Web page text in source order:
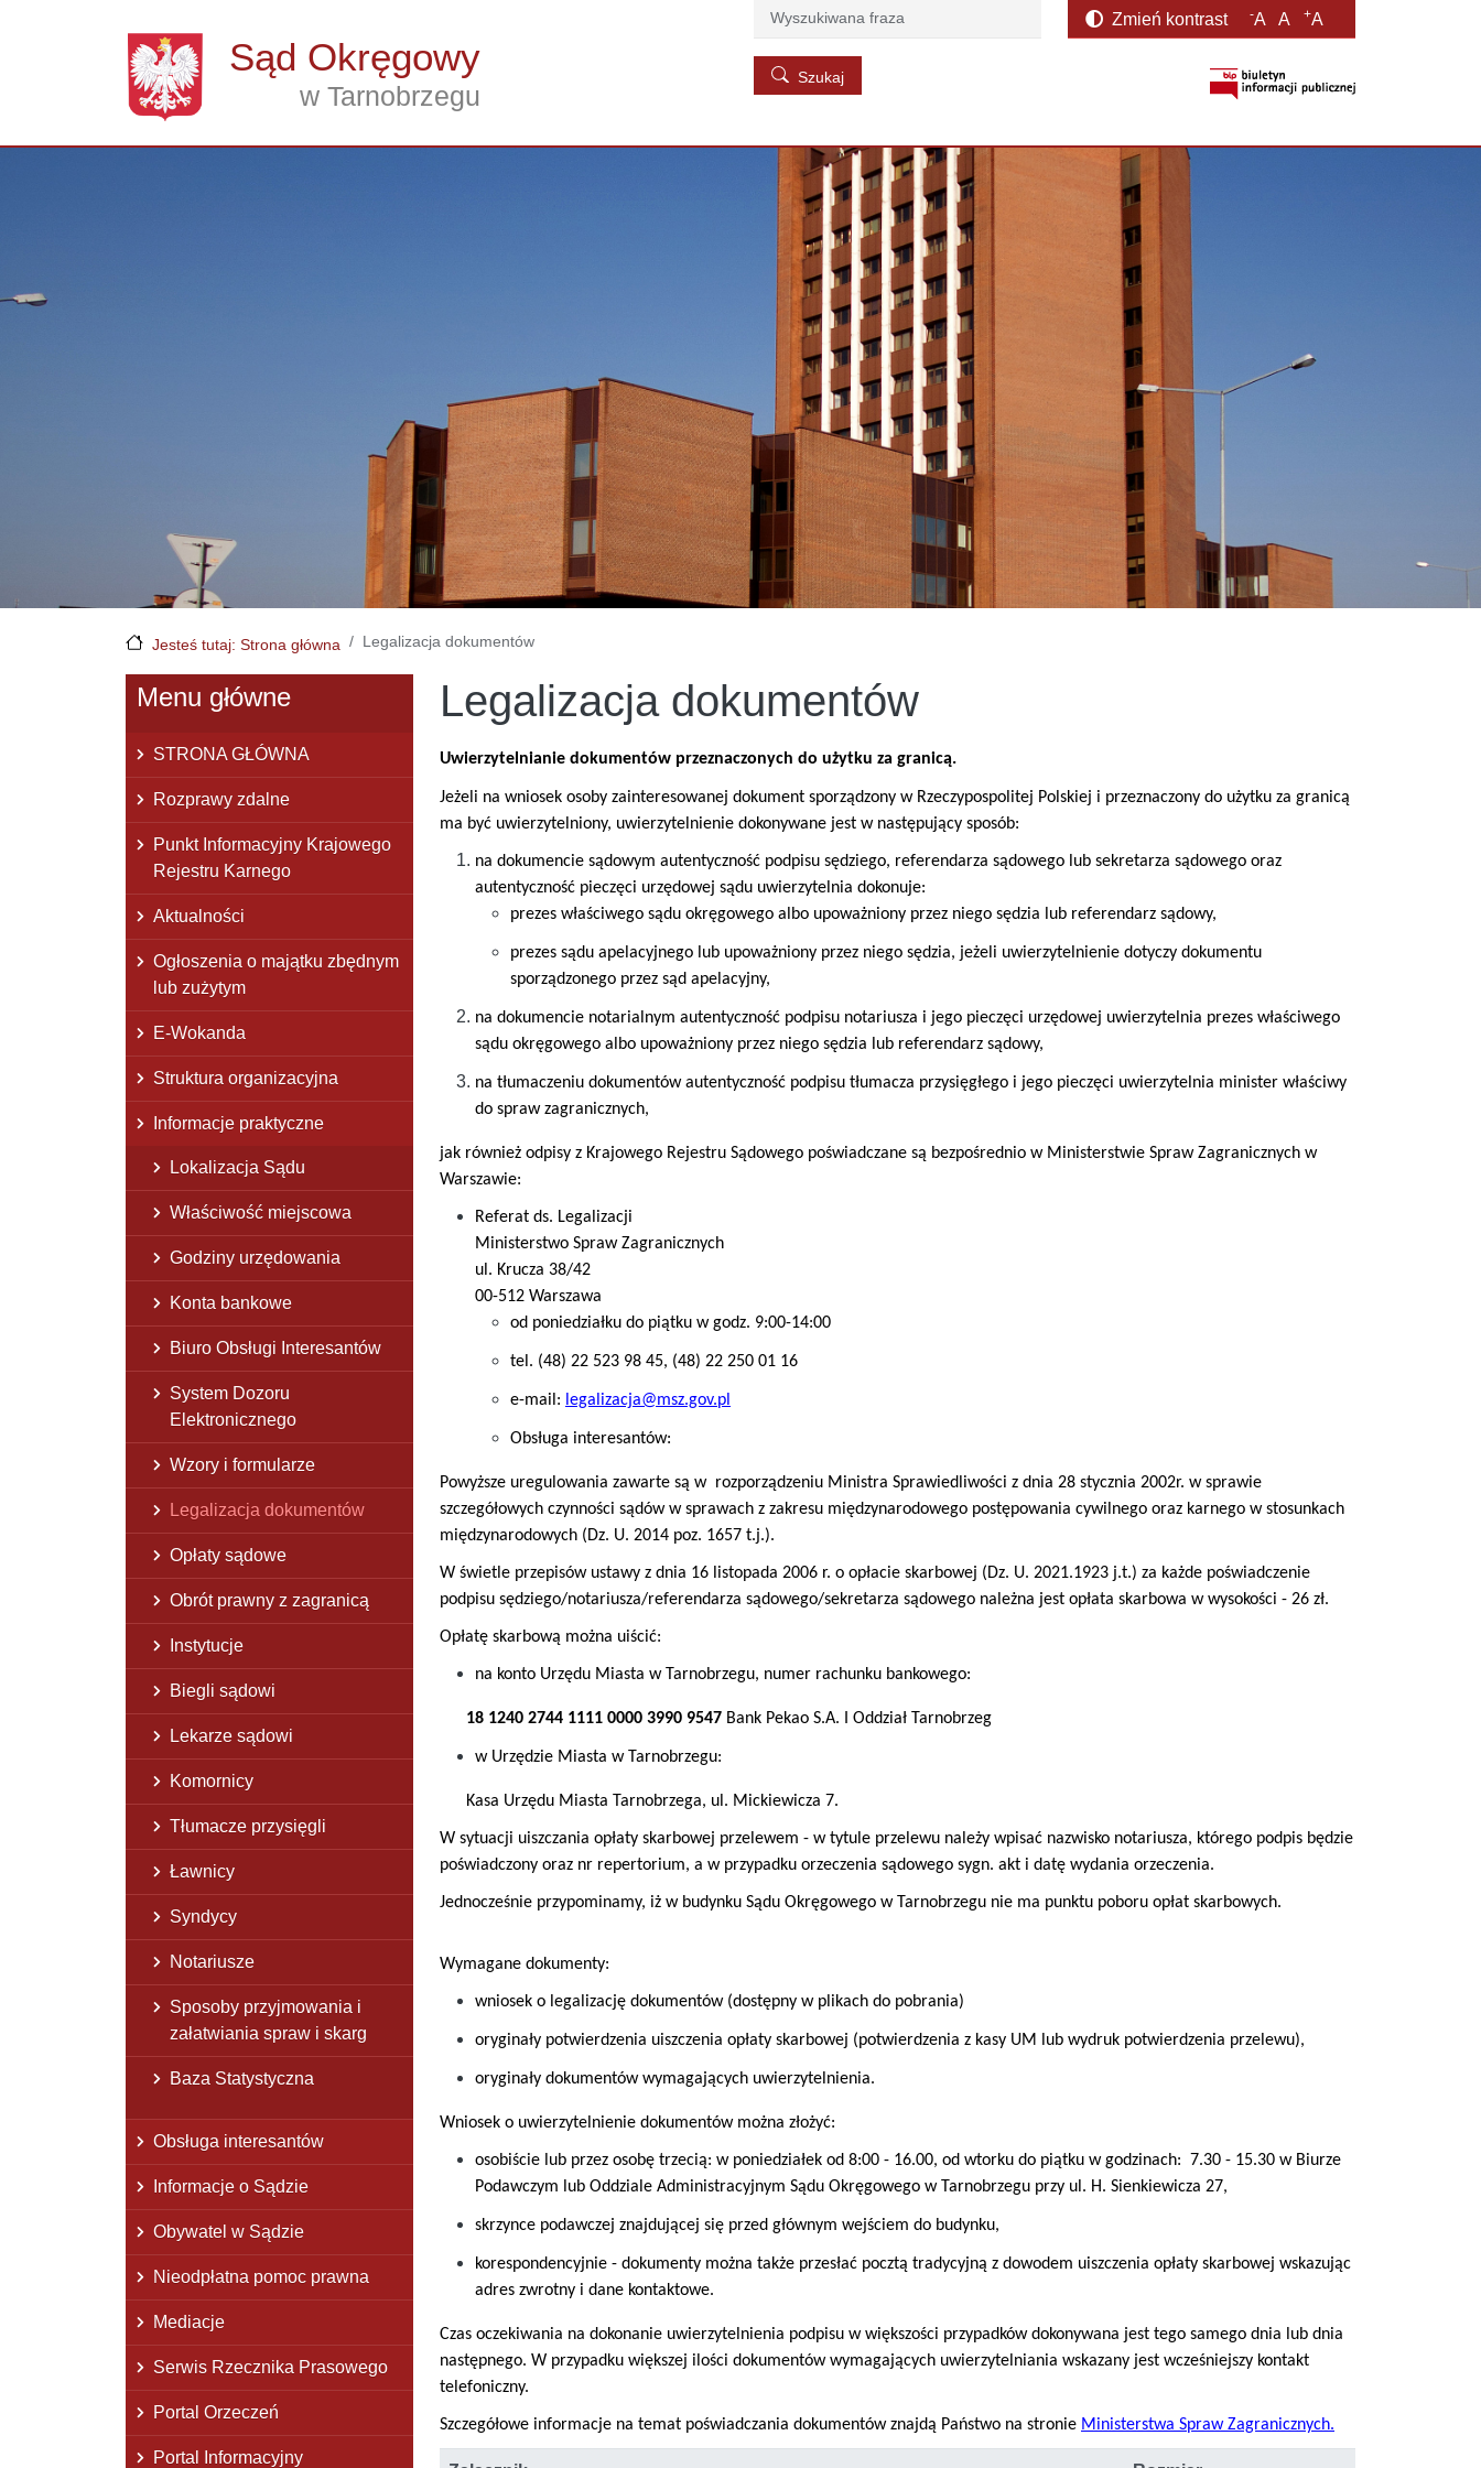
Sąd Okręgowy
w Tarnobrzegu
Szukaj
Szukaj
Zmień kontrast -A A +A
Jesteś tutaj: Strona główna Legalizacja dokumentów
Legalizacja dokumentów
Uwierzytelnianie dokumentów przeznaczonych do użytku za granicą.
Jeżeli na wniosek osoby zainteresowanej dokument sporządzony w Rzeczypospolitej Polskiej i przeznaczony do użytku za granicą
ma być uwierzytelniony, uwierzytelnienie dokonywane jest w następujący sposób:
na dokumencie sądowym autentyczność podpisu sędziego, referendarza sądowego lub sekretarza sądowego oraz
autentyczność pieczęci urzędowej sądu uwierzytelnia dokonuje:
prezes właściwego sądu okręgowego albo upoważniony przez niego sędzia lub referendarz sądowy,
prezes sądu apelacyjnego lub upoważniony przez niego sędzia, jeżeli uwierzytelnienie dotyczy dokumentu
sporządzonego przez sąd apelacyjny,
na dokumencie notarialnym autentyczność podpisu notariusza i jego pieczęci urzędowej uwierzytelnia prezes właściwego
sądu okręgowego albo upoważniony przez niego sędzia lub referendarz sądowy,
na tłumaczeniu dokumentów autentyczność podpisu tłumacza przysięgłego i jego pieczęci uwierzytelnia minister właściwy
do spraw zagranicznych,
jak również odpisy z Krajowego Rejestru Sądowego poświadczane są bezpośrednio w Ministerstwie Spraw Zagranicznych w
Warszawie:
Referat ds. Legalizacji
Ministerstwo Spraw Zagranicznych
ul. Krucza 38/42
00-512 Warszawa
od poniedziałku do piątku w godz. 9:00-14:00
tel. (48) 22 523 98 45, (48) 22 250 01 16
e-mail: legalizacja@msz.gov.pl
Obsługa interesantów:
Powyższe uregulowania zawarte są w rozporządzeniu Ministra Sprawiedliwości z dnia 28 stycznia 2002r. w sprawie
szczegółowych czynności sądów w sprawach z zakresu międzynarodowego postępowania cywilnego oraz karnego w stosunkach
międzynarodowych (Dz. U. 2014 poz. 1657 t.j.).
W świetle przepisów ustawy z dnia 16 listopada 2006 r. o opłacie skarbowej (Dz. U. 2021.1923 j.t.) za każde poświadczenie
podpisu sędziego/notariusza/referendarza sądowego/sekretarza sądowego należna jest opłata skarbowa w wysokości - 26 zł.
Opłatę skarbową można uiścić:
na konto Urzędu Miasta w Tarnobrzegu, numer rachunku bankowego:
18 1240 2744 1111 0000 3990 9547 Bank Pekao S.A. I Oddział Tarnobrzeg
w Urzędzie Miasta w Tarnobrzegu:
Kasa Urzędu Miasta Tarnobrzega, ul. Mickiewicza 7.
W sytuacji uiszczania opłaty skarbowej przelewem - w tytule przelewu należy wpisać nazwisko notariusza, którego podpis będzie
poświadczony oraz nr repertorium, a w przypadku orzeczenia sądowego sygn. akt i datę wydania orzeczenia.
Jednocześnie przypominamy, iż w budynku Sądu Okręgowego w Tarnobrzegu nie ma punktu poboru opłat skarbowych.
Wymagane dokumenty:
wniosek o legalizację dokumentów (dostępny w plikach do pobrania)
oryginały potwierdzenia uiszczenia opłaty skarbowej (potwierdzenia z kasy UM lub wydruk potwierdzenia przelewu),
oryginały dokumentów wymagających uwierzytelnienia.
Wniosek o uwierzytelnienie dokumentów można złożyć:
osobiście lub przez osobę trzecią: w poniedziałek od 8:00 - 16.00, od wtorku do piątku w godzinach: 7.30 - 15.30 w Biurze
Podawczym lub Oddziale Administracyjnym Sądu Okręgowego w Tarnobrzegu przy ul. H. Sienkiewicza 27,
skrzynce podawczej znajdującej się przed głównym wejściem do budynku,
korespondencyjnie - dokumenty można także przesłać pocztą tradycyjną z dowodem uiszczenia opłaty skarbowej wskazując
adres zwrotny i dane kontaktowe.
Czas oczekiwania na dokonanie uwierzytelnienia podpisu w większości przypadków dokonywana jest tego samego dnia lub dnia
następnego. W przypadku większej ilości dokumentów wymagających uwierzytelniania wskazany jest wcześniejszy kontakt
telefoniczny.
Szczegółowe informacje na temat poświadczania dokumentów znajdą Państwo na stronie Ministerstwa Spraw Zagranicznych.
Menu główne
STRONA GŁÓWNA
Rozprawy zdalne
Punkt Informacyjny Krajowego
Rejestru Karnego
Aktualności
Ogłoszenia o majątku zbędnym
lub zużytym
E-Wokanda
Struktura organizacyjna
Informacje praktyczne
Lokalizacja Sądu
Właściwość miejscowa
Godziny urzędowania
Konta bankowe
Biuro Obsługi Interesantów
System Dozoru
Elektronicznego
Wzory i formularze
Legalizacja dokumentów
Opłaty sądowe
Obrót prawny z zagranicą
Instytucje
Biegli sądowi
Lekarze sądowi
Komornicy
Tłumacze przysięgli
Ławnicy
Syndycy
Notariusze
Sposoby przyjmowania i
załatwiania spraw i skarg
Baza Statystyczna
Obsługa interesantów
Informacje o Sądzie
Obywatel w Sądzie
Nieodpłatna pomoc prawna
Mediacje
Serwis Rzecznika Prasowego
Portal Orzeczeń
Portal Informacyjny